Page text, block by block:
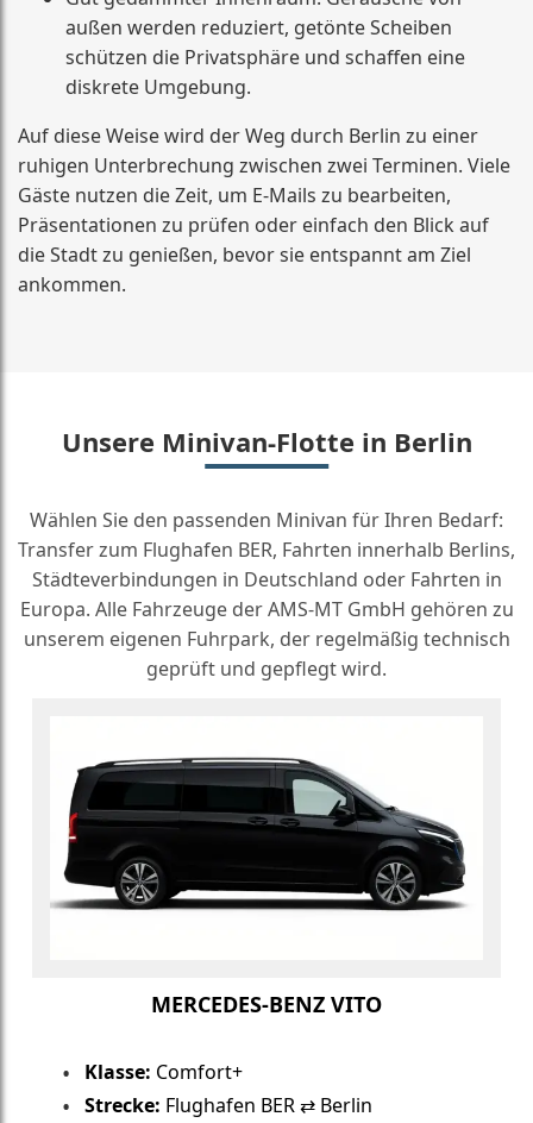
außen werden reduziert, getönte Scheiben
schützen die Privatsphäre und schaffen eine
diskrete Umgebung.
Auf diese Weise wird der Weg durch Berlin zu einer
ruhigen Unterbrechung zwischen zwei Terminen. Viele
Gäste nutzen die Zeit, um E-Mails zu bearbeiten,
Präsentationen zu prüfen oder einfach den Blick auf
die Stadt zu genießen, bevor sie entspannt am Ziel
ankommen.
Unsere Minivan-Flotte in Berlin
Wählen Sie den passenden Minivan für Ihren Bedarf:
Transfer zum Flughafen BER, Fahrten innerhalb Berlins,
Städteverbindungen in Deutschland oder Fahrten in
Europa. Alle Fahrzeuge der AMS-MT GmbH gehören zu
unserem eigenen Fuhrpark, der regelmäßig technisch
geprüft und gepflegt wird.
MERCEDES-BENZ VITO
Klasse: Comfort+
Strecke: Flughafen BER ⇄ Berlin